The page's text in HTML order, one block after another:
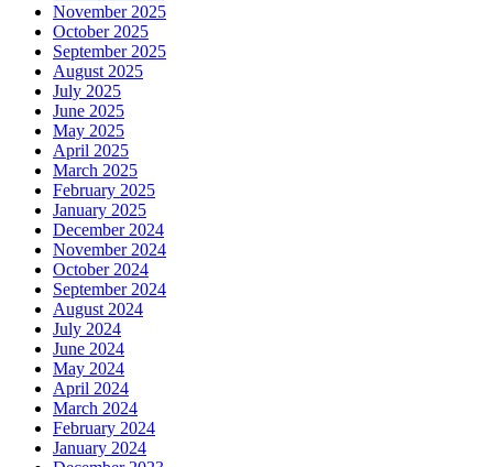
November 2025
October 2025
September 2025
August 2025
July 2025
June 2025
May 2025
April 2025
March 2025
February 2025
January 2025
December 2024
November 2024
October 2024
September 2024
August 2024
July 2024
June 2024
May 2024
April 2024
March 2024
February 2024
January 2024